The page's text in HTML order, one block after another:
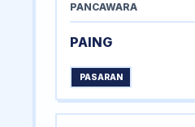
PANCAWARA
PAING
PASARAN